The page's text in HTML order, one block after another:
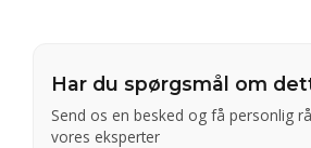
Har du spørgsmål om
Send os en besked og få personlig
vores eksperter